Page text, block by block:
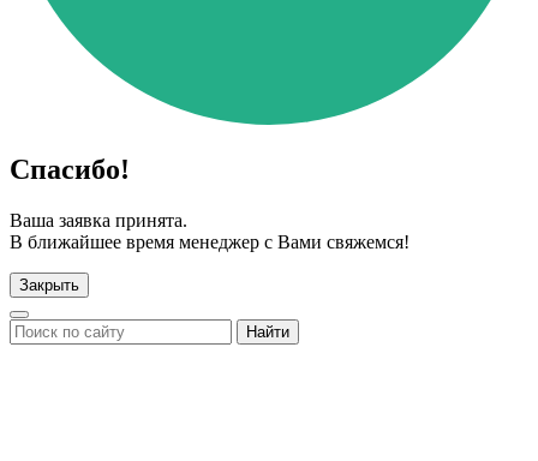
Спасибо!
Ваша заявка принята.
В ближайшее время менеджер с Вами свяжемся!
Закрыть
Найти